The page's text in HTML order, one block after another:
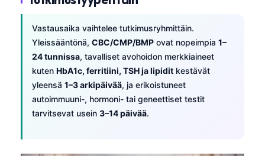
Vastausaika vaihtelee tutkimusryhmittäin.
Yleissääntönä, CBC/CMP/BMP ovat nopeimpia 1–
24 tunnissa, tavalliset avohoidon merkkiaineet
kuten HbA1c, ferritiini, TSH ja lipidit kestävät
yleensä 1–3 arkipäivää, ja erikoistuneet
autoimmuuni-, hormoni- tai geneettiset testit
tarvitsevat usein 3–14 päivää.